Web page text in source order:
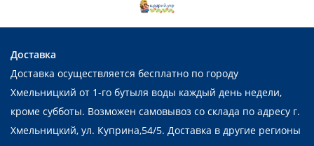
Доставка
Доставка осуществляется бесплатно по городу
Хмельницкий от 1-го бутыля воды каждый день недели,
кроме субботы. Возможен самовывоз со склада по адресу г.
Хмельницкий, ул. Куприна,54/5. Доставка в другие регионы